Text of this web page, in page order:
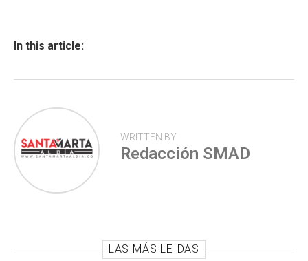
ok p
In this article:
WRITTEN BY
Redacción SMAD
LAS MÁS LEIDAS